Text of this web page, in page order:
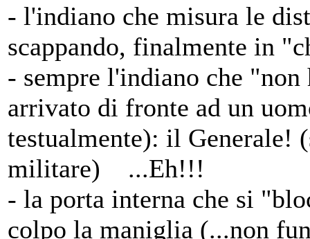
- l'indiano che misura le
scappando, finalmente in
- sempre l'indiano che
arrivato di fronte ad un
testualmente): il Generale!
militare) ...Eh!!!
- la porta interna che si
colpo la maniglia (...non